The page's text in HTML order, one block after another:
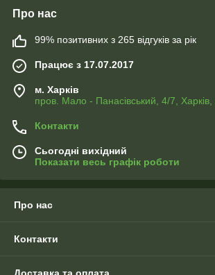
Про нас
99% позитивних з 265 відгуків за рік
Працює з 17.07.2017
м. Харків
пров. Мало - Панасівський, 4/7, Харків,
Контакти
Сьогодні вихідний
Показати весь графік роботи
Про нас
Контакти